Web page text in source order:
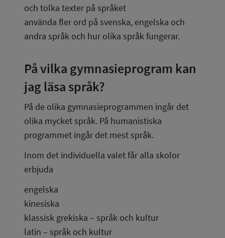
och tolka texter på språket
använda fler ord på svenska, engelska och
andra språk och hur olika språk fungerar.
På vilka gymnasieprogram kan
jag läsa språk?
På de olika gymnasieprogrammen ingår det
olika mycket språk. På humanistiska
programmet ingår det mest språk.
Inom det individuella valet får alla skolor
erbjuda
engelska
kinesiska
klassisk grekiska – språk och kultur
latin – språk och kultur